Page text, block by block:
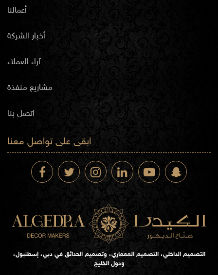
أعمالنا
أخبار الشركة
آراء العملاء
مشاريع منفذة
اتصل بنا
ابقى على تواصل معنا
التصميم الداخلي، التصميم المعماري، وتصميم الحدائق في دبي، إسطنبول،
ودول الخليج